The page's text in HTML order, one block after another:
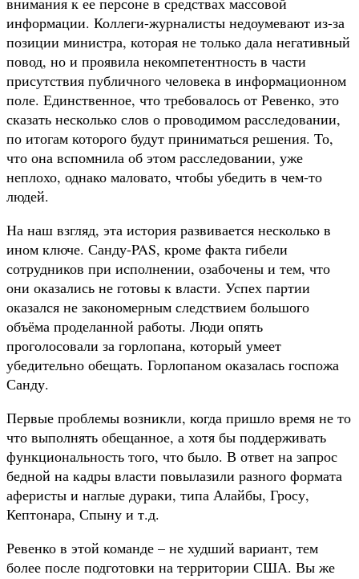
информации. Коллеги-журналисты недоумевают из-за
позиции министра, которая не только дала негативный
повод, но и проявила некомпетентность в части
присутствия публичного человека в информационном
поле. Единственное, что требовалось от Ревенко, это
сказать несколько слов о проводимом расследовании,
по итогам которого будут приниматься решения. То,
что она вспомнила об этом расследовании, уже
неплохо, однако маловато, чтобы убедить в чем-то
людей.
На наш взгляд, эта история развивается несколько в
ином ключе. Санду-PAS, кроме факта гибели
сотрудников при исполнении, озабочены и тем, что
они оказались не готовы к власти. Успех партии
оказался не закономерным следствием большого
объёма проделанной работы. Люди опять
проголосовали за горлопана, который умеет
убедительно обещать. Горлопаном оказалась госпожа
Санду.
Первые проблемы возникли, когда пришло время не то
что выполнять обещанное, а хотя бы поддерживать
функциональность того, что было. В ответ на запрос
бедной на кадры власти повылазили разного формата
аферисты и наглые дураки, типа Алайбы, Гросу,
Кептонара, Спыну и т.д.
Ревенко в этой команде – не худший вариант, тем
более после подготовки на территории США. Вы же